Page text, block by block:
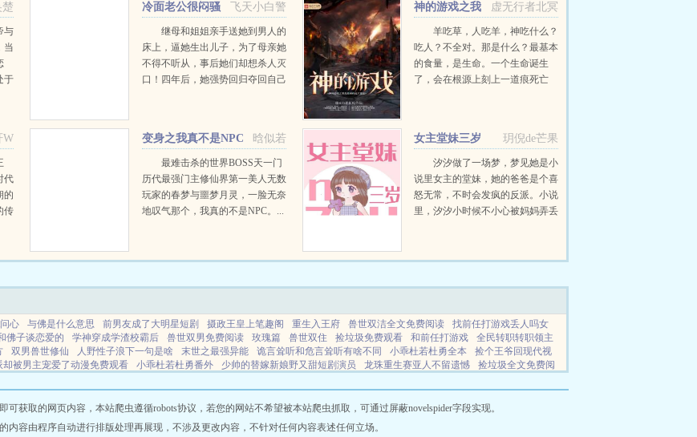
楚
与
当
于
飞天小白警
冷面老公很闷骚
继母和姐姐亲手送她到男人的
床上，逼她生出儿子，为了母亲她
不得不听从，事后她们却想杀人灭
口！四年后，她强势回归夺回自己
虚无行者北冥
神的游戏之我
是星球的远大意志
羊吃草，人吃羊，神吃什么？
吃人？不全对。那是什么？最基本
的食量，是生命。一个生命诞生
了，会在根源上刻上一道痕死亡
的，还是政权的兴衰。一个政权...
W
代
的
传
晗似若
变身之我真不是NPC
最难击杀的世界BOSS天一门
历代最强门主修仙界第一美人无数
玩家的春梦与噩梦月灵，一脸无奈
地叹气那个，我真的不是NPC。...
玥倪de芒果
女主堂妹三岁
汐汐做了一场梦，梦见她是小
说里女主的堂妹，她的爸爸是个喜
怒无常，不时会发疯的反派。小说
里，汐汐小时候不小心被妈妈弄丢
聪明的弟弟。因为讨厌女主...
心 与佛是什么意思 前男友成了大明星短剧 摄政王皇上笔趣阁 重生入王府 兽世双洁全文免费阅读
找前任打游戏丢人吗女
佛子谈恋爱的 学神穿成学渣校霸后 兽世双男免费阅读 玫瑰篇 兽世双住 捡垃圾免费观看 和前任打游戏
全民转职转职领主
双男兽世修仙 人野性子浪下一句是啥 末世之最强异能 诡言耸听和危言耸听有啥不同 小乖杜若杜勇全本
捡个王爷回现代视
却被男主宠爱了动漫免费观看 小乖杜若杜勇番外 少帅的替嫁新娘野又甜短剧演员 龙珠重生赛亚人不留遗憾
捡垃圾全文免费阅
与佛子换心之后逢行免费 和前男友一起玩游戏 社畜穿越BL的txt 不能同情别人的句子简短 解脱的爱在线观看
网站地图
获取的网页内容，本站爬虫遵循robots协议，若您的网站不希望被本站爬虫抓取，可通过屏蔽novelspider字段实现。
内容由程序自动进行排版处理再展现，不涉及更改内容，不针对任何内容表述任何立场。